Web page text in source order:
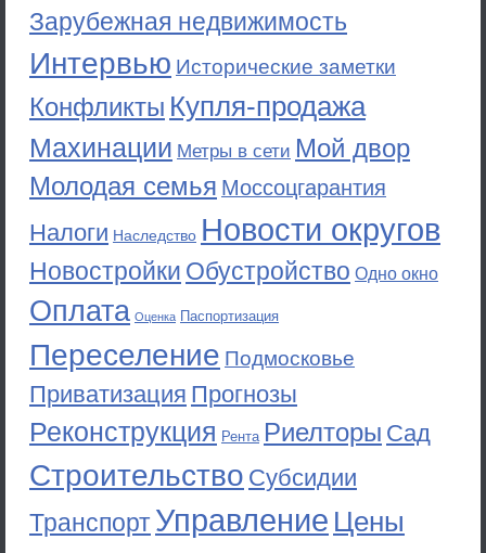
Зарубежная недвижимость
Интервью Исторические заметки
Конфликты Купля-продажа
Махинации Метры в сети Мой двор
Молодая семья Моссоцгарантия
Налоги Наследство Новости округов
Новостройки Обустройство Одно окно
Оплата Оценка Паспортизация
Переселение Подмосковье
Приватизация Прогнозы
Реконструкция Рента Риелторы Сад
Строительство Субсидии
ТранспортУправление Цены